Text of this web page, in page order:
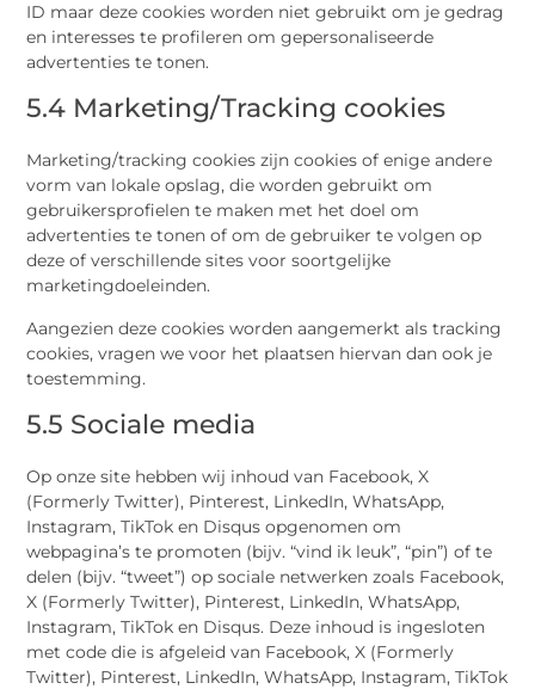
ID maar deze cookies worden niet gebruikt om je gedrag
en interesses te profileren om gepersonaliseerde
advertenties te tonen.
5.4 Marketing/Tracking cookies
Marketing/tracking cookies zijn cookies of enige andere
vorm van lokale opslag, die worden gebruikt om
gebruikersprofielen te maken met het doel om
advertenties te tonen of om de gebruiker te volgen op
deze of verschillende sites voor soortgelijke
marketingdoeleinden.
Aangezien deze cookies worden aangemerkt als tracking
cookies, vragen we voor het plaatsen hiervan dan ook je
toestemming.
5.5 Sociale media
Op onze site hebben wij inhoud van Facebook, X
(Formerly Twitter), Pinterest, LinkedIn, WhatsApp,
Instagram, TikTok en Disqus opgenomen om
webpagina’s te promoten (bijv. “vind ik leuk”, “pin”) of te
delen (bijv. “tweet”) op sociale netwerken zoals Facebook,
X (Formerly Twitter), Pinterest, LinkedIn, WhatsApp,
Instagram, TikTok en Disqus. Deze inhoud is ingesloten
met code die is afgeleid van Facebook, X (Formerly
Twitter), Pinterest, LinkedIn, WhatsApp, Instagram, TikTok